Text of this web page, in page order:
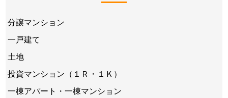
分譲マンション
一戸建て
土地
投資マンション（１Ｒ・１Ｋ）
一棟アパート・一棟マンション